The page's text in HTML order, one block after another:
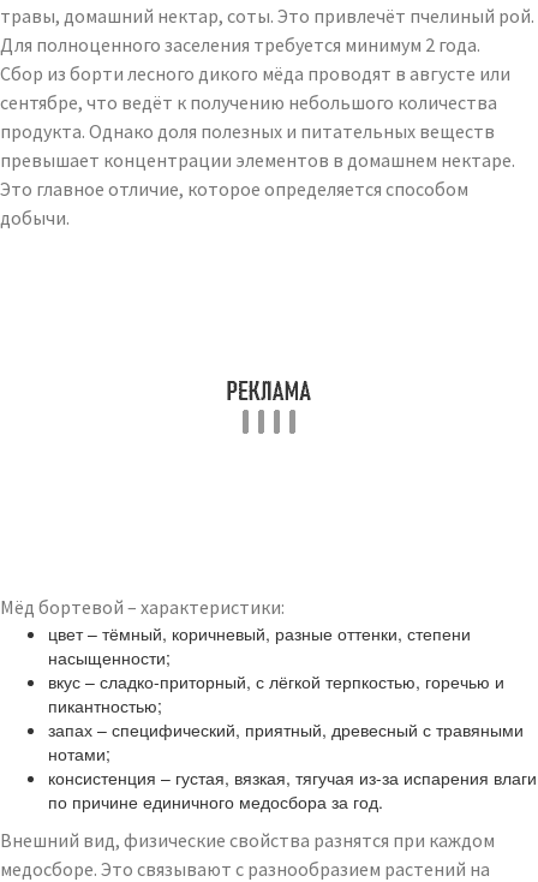
травы, домашний нектар, соты. Это привлечёт пчелиный рой.
Для полноценного заселения требуется минимум 2 года.
Сбор из борти лесного дикого мёда проводят в августе или
сентябре, что ведёт к получению небольшого количества
продукта. Однако доля полезных и питательных веществ
превышает концентрации элементов в домашнем нектаре.
Это главное отличие, которое определяется способом
добычи.
Мёд бортевой – характеристики:
цвет – тёмный, коричневый, разные оттенки, степени
насыщенности;
вкус – сладко-приторный, с лёгкой терпкостью, горечью и
пикантностью;
запах – специфический, приятный, древесный с травяными
нотами;
консистенция – густая, вязкая, тягучая из-за испарения влаги
по причине единичного медосбора за год.
Внешний вид, физические свойства разнятся при каждом
медосборе. Это связывают с разнообразием растений на